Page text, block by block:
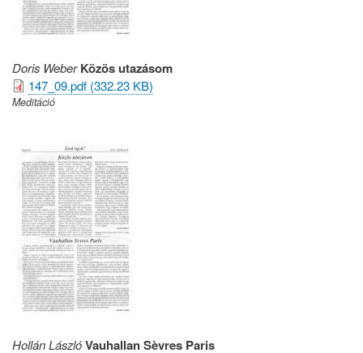
Doris Weber Közös utazásom
147_09.pdf (332.23 KB)
Meditáció
Hollán LászlóVauhallan Sèvres Paris